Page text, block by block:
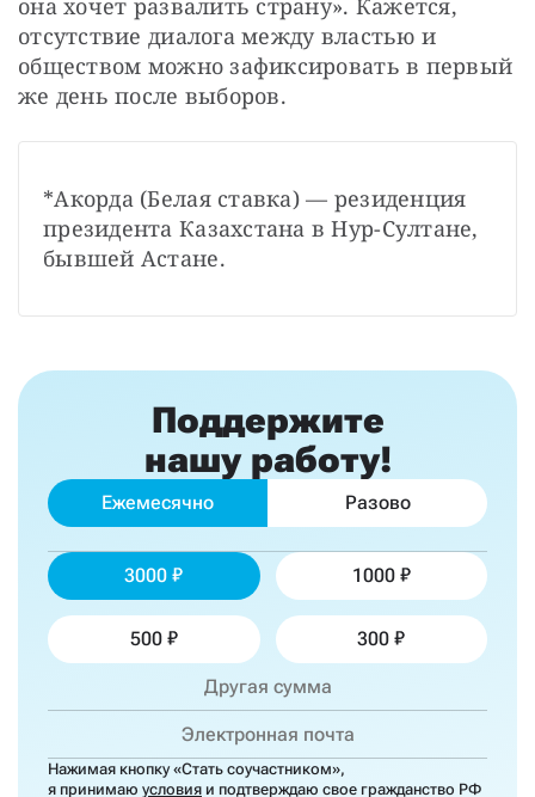
отсутствие диалога между властью и
обществом можно зафиксировать в первый
же день после выборов.
*Акорда (Белая ставка) — резиденция
президента Казахстана в Нур-Султане,
бывшей Астане.
Поддержите
нашу работу!
Ежемесячно Разово
3000 1000
500 300
Нажимая кнопку «Стать соучастником»,
я принимаю условия и подтверждаю свое гражданство РФ